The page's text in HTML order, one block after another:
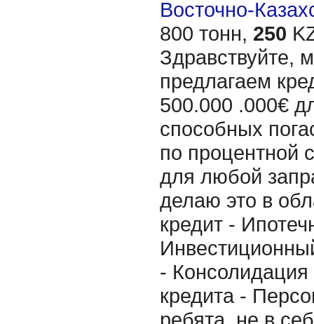
Восточно-
800 тонн, 250
Здравствуйте,
предлагаем
500.000 .000€
способных
по процентной
для любой
делаю это в
кредит -
-
кредита -